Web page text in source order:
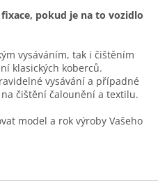
pokud je na to vozidlo
vysáváním, tak i čištěním
klasických koberců.
vysávání a případné
čištění čalounění a textilu.
model a rok výroby Vašeho